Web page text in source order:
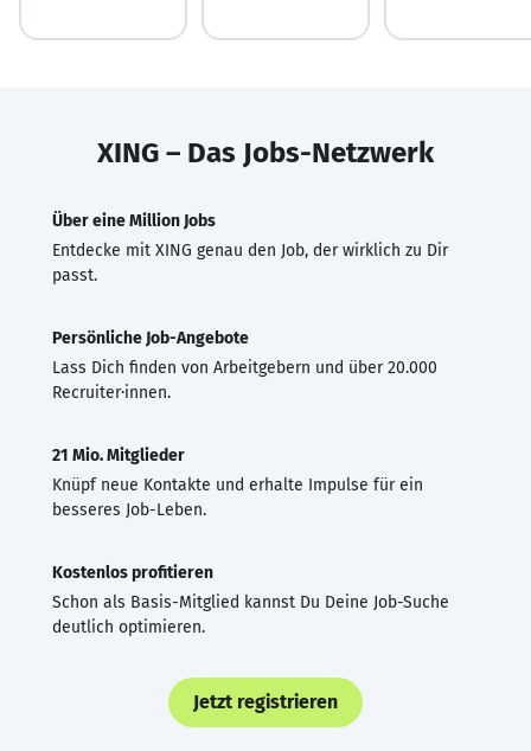
XING – Das Jobs-Netzwerk
Über eine Million Jobs
Entdecke mit XING genau den Job, der wirklich zu Dir
passt.
Persönliche Job-Angebote
Lass Dich finden von Arbeitgebern und über 20.000
Recruiter·innen.
21 Mio. Mitglieder
Knüpf neue Kontakte und erhalte Impulse für ein
besseres Job-Leben.
Kostenlos profitieren
Schon als Basis-Mitglied kannst Du Deine Job-Suche
deutlich optimieren.
Jetzt registrieren